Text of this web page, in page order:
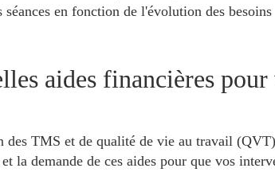
en fonction de l'évolution des besoins
aides financières
des TMS et de qualité de vie au travail
la demande de ces aides pour que vos